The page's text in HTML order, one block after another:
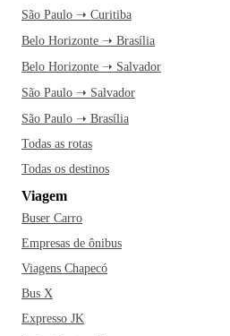
São Paulo ➝ Curitiba
Belo Horizonte ➝ Brasília
Belo Horizonte ➝ Salvador
São Paulo ➝ Salvador
São Paulo ➝ Brasília
Todas as rotas
Todas os destinos
Viagem
Buser Carro
Empresas de ônibus
Viagens Chapecó
Bus X
Expresso JK